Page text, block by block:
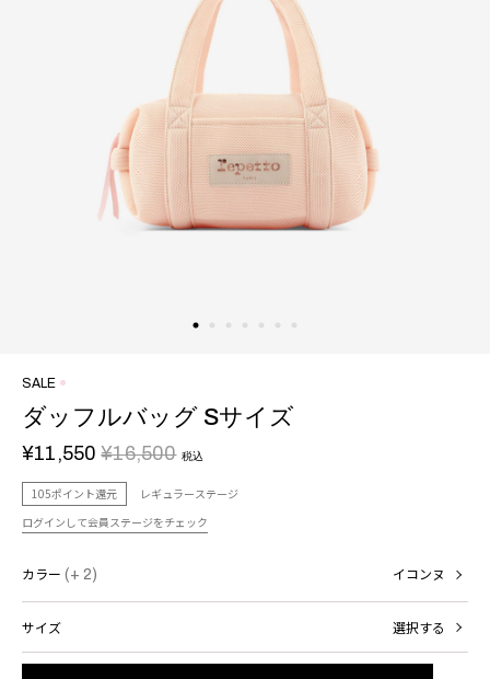
SALE
ダッフルバッグ Sサイズ
¥11,550 ¥16,500 税込
105ポイント還元
レギュラーステージ
ログインして会員ステージをチェック
カラー (+ 2) イコンヌ
サイズ 選択する